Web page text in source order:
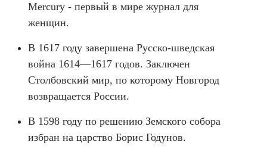
Mercury - первый в мире журнал для
женщин.
В 1617 году завершена Русско-шведская
война 1614—1617 годов. Заключен
Столбовский мир, по которому Новгород
возвращается России.
В 1598 году по решению Земского собора
избран на царство Борис Годунов.